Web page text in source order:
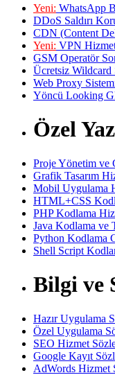
Yeni: WhatsApp
DDoS Saldırı
CDN (Content
Yeni: VPN
GSM Operatör
Ücretsiz Wildcard
Web Proxy
Yöncü Looking
Özel
Proje Yönetim ve
Grafik Tasarım
Mobil Uygulama
HTML+CSS
PHP Kodlama
Java Kodlama ve
Python Kodlama
Shell Script
Bilgi ve
Hazır Uygulama
Özel Uygulama
SEO Hizmet
Google Kayıt
AdWords Hizmet